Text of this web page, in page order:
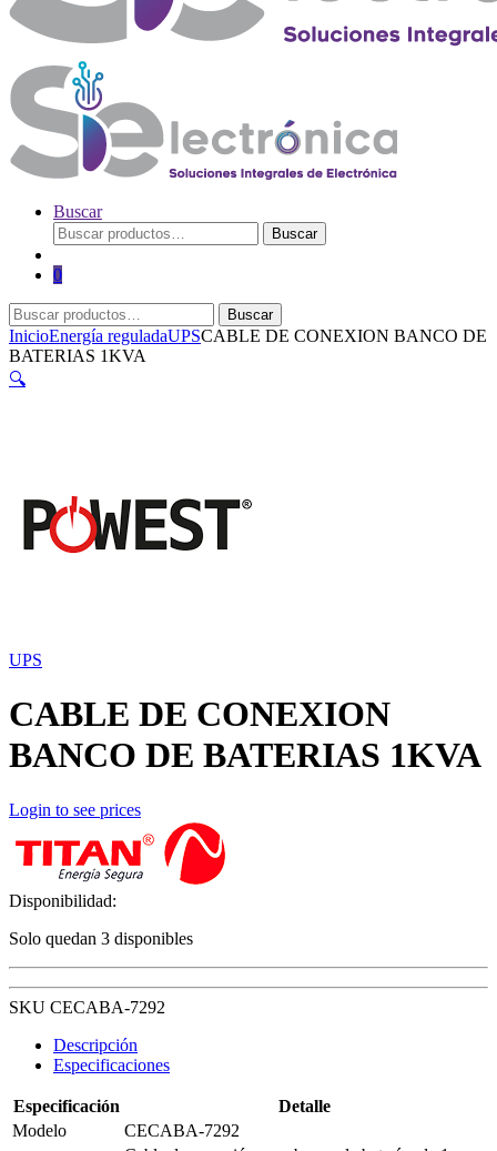
Buscar
Buscar
por:
Buscar
0
Buscar
por:
Buscar
InicioEnergía reguladaUPSCABLE DE CONEXION BANCO DE
BATERIAS 1KVA
🔍
UPS
CABLE DE CONEXION
BANCO DE BATERIAS 1KVA
Login to see prices
Disponibilidad:
Solo quedan 3 disponibles
SKU CECABA-7292
Descripción
Especificaciones
Especificación
Detalle
Modelo
CECABA-7292